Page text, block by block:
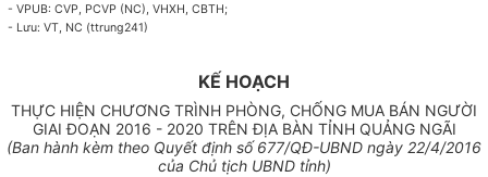
-VPUB: CVP, PCVP (NC), VHXH, CBTH;
- Lưu: VT, NC (ttrung241)
KẾ HOẠCH
THỰC HIỆN CHƯƠNG TRÌNH PHÒNG, CHỐNG MUA BÁN NGƯỜI
GIAI ĐOẠN 2016 - 2020 TRÊN ĐỊA BÀN TỈNH QUẢNG NGÃI
(Ban hành kèm theo Quyết định số677/QĐ-UBND ngày 22/4/2016
của Chủ tịch UBND tỉnh)